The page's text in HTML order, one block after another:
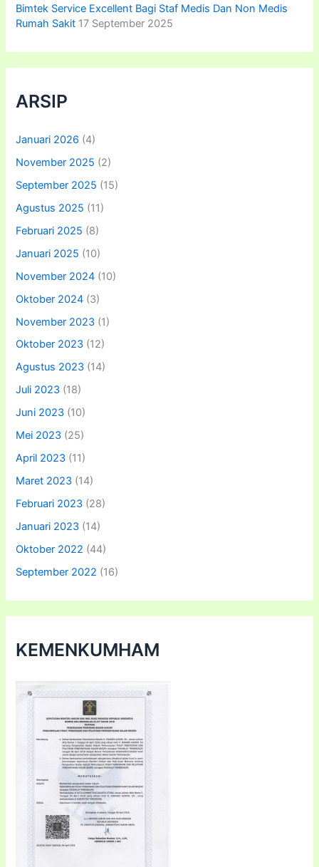
Bimtek Service Excellent Bagi Staf Medis Dan Non Medis
Rumah Sakit 17 September 2025
ARSIP
Januari 2026 (4)
November 2025 (2)
September 2025 (15)
Agustus 2025 (11)
Februari 2025 (8)
Januari 2025 (10)
November 2024 (10)
Oktober 2024 (3)
November 2023 (1)
Oktober 2023 (12)
Agustus 2023 (14)
Juli 2023 (18)
Juni 2023 (10)
Mei 2023 (25)
April 2023 (11)
Maret 2023 (14)
Februari 2023 (28)
Januari 2023 (14)
Oktober 2022 (44)
September 2022 (16)
KEMENKUMHAM